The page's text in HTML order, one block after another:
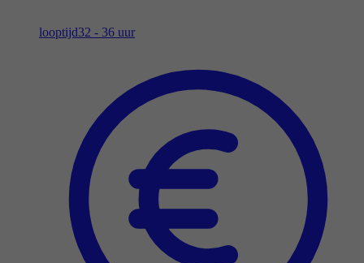
looptijd32 - 36 uur